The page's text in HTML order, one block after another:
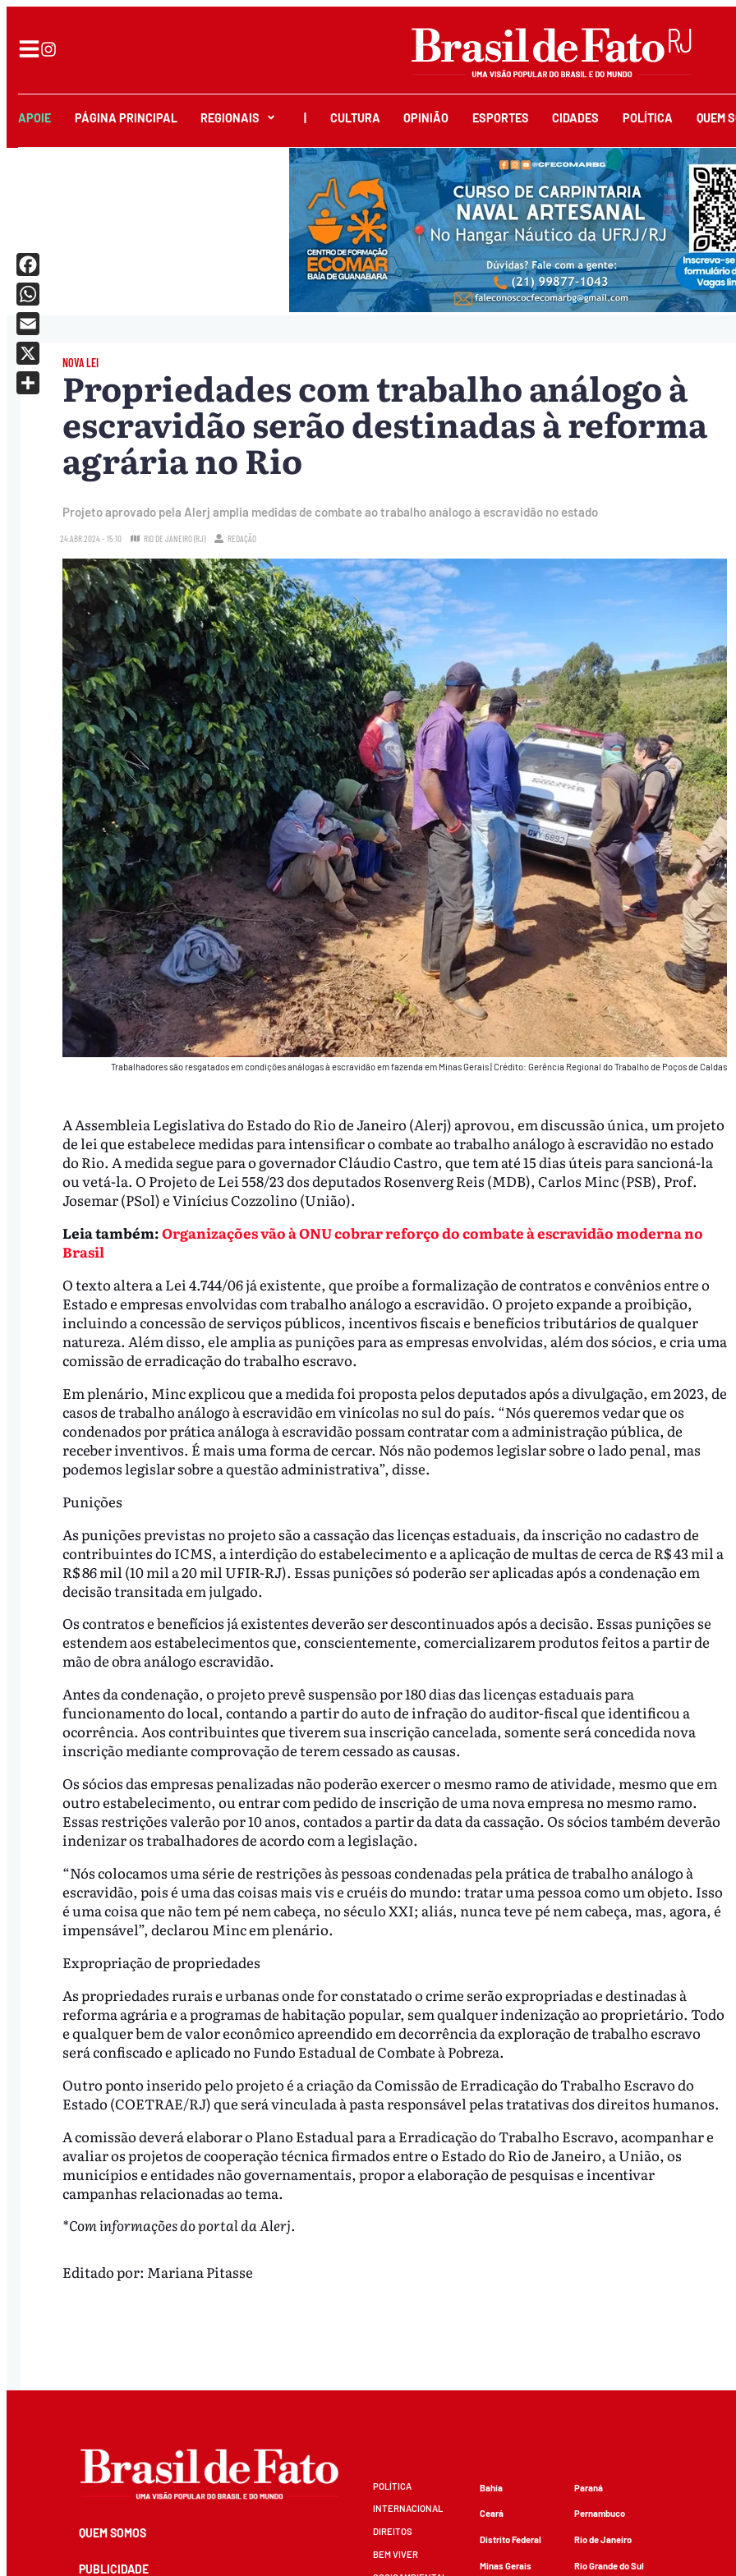
APOIE PÁGINA PRINCIPAL REGIONAIS CULTURA OPINIÃO ESPORTES CIDADES POLÍTICA QUEM
NOVA LEI
Propriedades com trabalho análogo à
escravidão serão destinadas à reforma
agrária no Rio
Projeto aprovado pela Alerj amplia medidas de combate ao trabalho análogo à escravidão no estado
24.ABR.2024 - 15:10 RIO DE JANEIRO (RJ) REDAÇÃO
Trabalhadores são resgatados em condições análogas à escravidão em fazenda em Minas Gerais|Crédito: Gerência Regional do Trabalho de Poços de Caldas
A Assembleia Legislativa do Estado do Rio de Janeiro (Alerj) aprovou, em discussão única, um projeto
de lei que estabelece medidas para intensificar o combate ao trabalho análogo à escravidão no estado
do Rio. A medida segue para o governador Cláudio Castro, que tem até 15 dias úteis para sancioná-la
ou vetá-la. O Projeto de Lei 558/23 dos deputados Rosenverg Reis (MDB), Carlos Minc (PSB), Prof.
Josemar (PSol) e Vinícius Cozzolino (União).
Leia também:Organizações vão à ONU cobrar reforço do combate à escravidão moderna no
Brasil
O texto altera a Lei 4.744/06 já existente, que proíbe a formalização de contratos e convênios entre o
Estado e empresas envolvidas com trabalho análogo a escravidão. O projeto expande a proibição,
incluindo a concessão de serviços públicos, incentivos fiscais e benefícios tributários de qualquer
natureza. Além disso, ele amplia as punições para as empresas envolvidas, além dos sócios, e cria uma
comissão de erradicação do trabalho escravo.
Em plenário, Minc explicou que a medida foi proposta pelos deputados após a divulgação, em 2023, de
casos de trabalho análogo à escravidão em vinícolas no sul do país. “Nós queremos vedar que os
condenados por prática análoga à escravidão possam contratar com a administração pública, de
receber inventivos. É mais uma forma de cercar. Nós não podemos legislar sobre o lado penal, mas
podemos legislar sobre a questão administrativa”, disse.
Punições
As punições previstas no projeto são a cassação das licenças estaduais, da inscrição no cadastro de
contribuintes do ICMS, a interdição do estabelecimento e a aplicação de multas de cerca de R$ 43 mil a
R$ 86 mil (10 mil a 20 mil UFIR-RJ). Essas punições só poderão ser aplicadas após a condenação em
decisão transitada em julgado.
Os contratos e benefícios já existentes deverão ser descontinuados após a decisão. Essas punições se
estendem aos estabelecimentos que, conscientemente, comercializarem produtos feitos a partir de
mão de obra análogo escravidão.
Antes da condenação, o projeto prevê suspensão por 180 dias das licenças estaduais para
funcionamento do local, contando a partir do auto de infração do auditor-fiscal que identificou a
ocorrência. Aos contribuintes que tiverem sua inscrição cancelada, somente será concedida nova
inscrição mediante comprovação de terem cessado as causas.
Os sócios das empresas penalizadas não poderão exercer o mesmo ramo de atividade, mesmo que em
outro estabelecimento, ou entrar com pedido de inscrição de uma nova empresa no mesmo ramo.
Essas restrições valerão por 10 anos, contados a partir da data da cassação. Os sócios também deverão
indenizar os trabalhadores de acordo com a legislação.
“Nós colocamos uma série de restrições às pessoas condenadas pela prática de trabalho análogo à
escravidão, pois é uma das coisas mais vis e cruéis do mundo: tratar uma pessoa como um objeto. Isso
é uma coisa que não tem pé nem cabeça, no século XXI; aliás, nunca teve pé nem cabeça, mas, agora, é
impensável”, declarou Minc em plenário.
Expropriação de propriedades
As propriedades rurais e urbanas onde for constatado o crime serão expropriadas e destinadas à
reforma agrária e a programas de habitação popular, sem qualquer indenização ao proprietário. Todo
e qualquer bem de valor econômico apreendido em decorrência da exploração de trabalho escravo
será confiscado e aplicado no Fundo Estadual de Combate à Pobreza.
Outro ponto inserido pelo projeto é a criação da Comissão de Erradicação do Trabalho Escravo do
Estado (COETRAE/RJ) que será vinculada à pasta responsável pelas tratativas dos direitos humanos.
A comissão deverá elaborar o Plano Estadual para a Erradicação do Trabalho Escravo, acompanhar e
avaliar os projetos de cooperação técnica firmados entre o Estado do Rio de Janeiro, a União, os
municípios e entidades não governamentais, propor a elaboração de pesquisas e incentivar
campanhas relacionadas ao tema.
*Com informações do portal da Alerj.
Facebook
WhatsApp
Email
X
Editado por: Mariana Pitasse
QUEM SOMOS
PUBLICIDADE
POLÍTICA
INTERNACIONAL
DIREITOS
BEM VIVER
Bahia
Ceará
Distrito Federal
Minas Gerais
Paraná
Pernambuco
Rio de Janeiro
Rio Grande do Sul